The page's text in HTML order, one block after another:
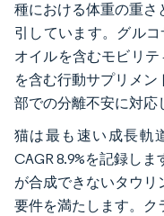
種における体重の重さ
引しています。グル
オイルを含むモビリ
を含む行動サプリメ
部での分離不安に対応
猫は最も速い成長軌
CAGR 8.9%を記録し
が合成できないタウ
要件を満たします。ク